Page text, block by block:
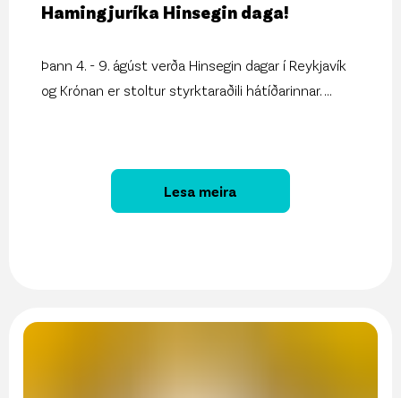
Hamingjuríka Hinsegin daga!
Þann 4. - 9. ágúst verða Hinsegin dagar í Reykjavík
og Krónan er stoltur styrktaraðili hátíðarinnar. ...
Lesa meira